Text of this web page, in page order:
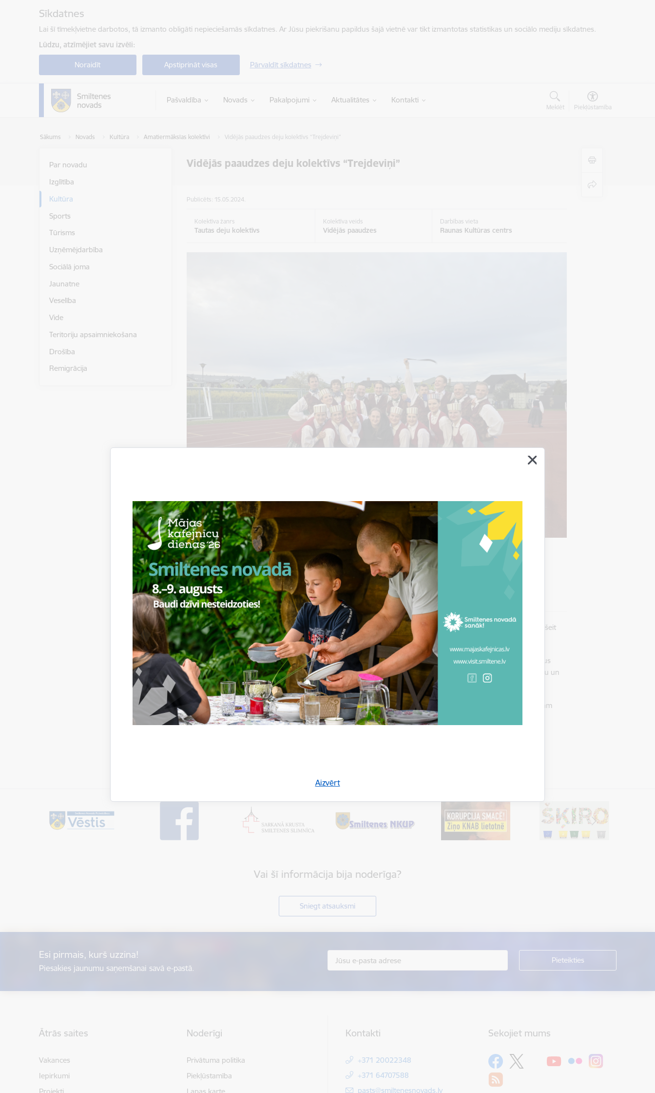
Sīkdatnes
Lai šī tīmekļvietne darbotos, tā izmanto obligāti nepieciešamās sīkdatnes. Ar Jūsu piekrišanu papildus šajā vietnē var tikt izmantotas statistikas un sociālo mediju sīkdatnes.
Lūdzu, atzīmējiet savu izvēli:
Noraidīt Apstiprināt visas Pārvaldīt sīkdatnes
Pašvaldība Novads Pakalpojumi Aktualitātes Kontakti
Meklēt Piekļūstamība
Sākums Novads Kultūra Amatiermākslas kolektīvi Vidējās paaudzes deju kolektīvs “Trejdeviņi”
Vidējās paaudzes deju kolektīvs “Trejdeviņi”
Aizvērt
Par novadu
Izglītība
Kultūra
Sports
Tūrisms
Uzņēmējdarbība
Sociālā joma
Jaunatne
Veselība
Vide
Teritoriju apsaimniekošana
Drošība
Remigrācija
Publicēts: 15.05.2024.
Kolektīva žanrs
Tautas deju kolektīvs
Kolektīva veids
Vidējās paaudzes
Darbības vieta
Raunas Kultūras centrs
Vadītāja - Madara Podniece
Kontaktinformācija -+371 26460795,madara.podniece21@gmail.com
“Trejdeviņi” ir vidējās paaudzes deju kolektīvs, kur kopā sanāk cilvēki gan no tuvām, gan tālām apkaimēm, un šeit
viņus vieno liela sirsnība, dzīvesprieks, mīlestība, jauda, mērķtiecība un, galvenokārt, deja.
Kolektīvā tiek vingrināti un kustināti ķermeņi latviešu skatuviskās dejas ritmos, lai priecētu paši sevi un skatītājus
dažādos Raunas un arī citu pagastu kultūras pasākumos, piedalītos dažādos koncertos un gatavotos Dziesmu un
Deju svētkiem.
"Mēs zinām – lai vai kādi šķēršļi stātos ceļā, esot kopā, roku rokā, mums viss ir pa spēkam, Stipri garā un ciešām
saitēm sieti."
Vai šī informācija bija noderīga?
Sniegt atsauksmi
Esi pirmais, kurš uzzina!
Piesakies jaunumu saņemšanai savā e-pastā.
Ātrās saites
Vakances
Iepirkumi
Noderīgi
Privātuma politika
Piekļūstamība
Kontakti
+371 20022348
+371 64707588
E-pasts:
pasts@smiltenesnovads.lv
Sekojiet mums